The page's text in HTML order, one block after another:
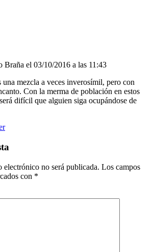
Braña el 03/10/2016 a las 11:43
una mezcla a veces inverosímil, pero con
Con la merma de población en estos
difícil que alguien siga ocupándose de
electrónico no será publicada. Los campos
con *